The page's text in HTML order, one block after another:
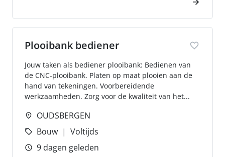
Plooibank bediener
Jouw taken als bediener plooibank: Bedienen van
de CNC-plooibank. Platen op maat plooien aan de
hand van tekeningen. Voorbereidende
werkzaamheden. Zorg voor de kwaliteit van het...
OUDSBERGEN
Bouw
Voltijds
9 dagen geleden